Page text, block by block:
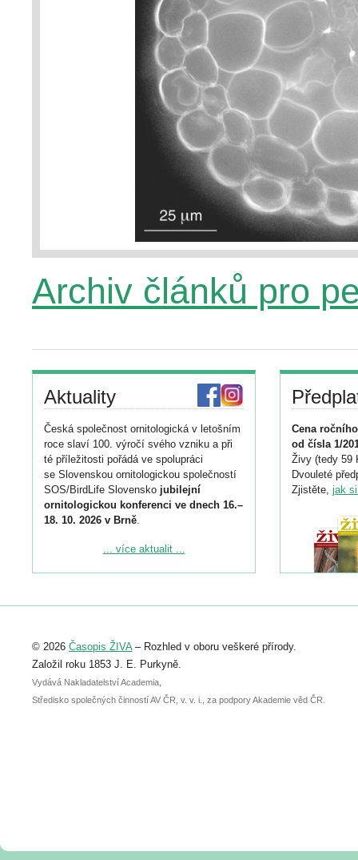
Archiv článků pro
Aktuality
Česká společnost ornitologická v letošním
roce slaví 100. výročí svého vzniku a při
té příležitosti pořádá ve spolupráci
se Slovenskou ornitologickou společností
SOS/BirdLife Slovensko jubilejní
ornitologickou konferenci ve dnech 16.–
18. 10. 2026 v Brně.
Podrobnější informace ke konferenci
Registrovat se můžete do 6. září.
abstraktu přihlášené přednášky nebo
posteru je už 30. června.
... více aktualit ...
Cena
od čísla 1/
Živy (tedy 59
Dvouleté
Zjistěte, jak
© 2026 Časopis ŽIVA– Rozhled v oboru veškeré přírody.
Založil roku 1853 J. E. Purkyně.
Vydává Nakladatelství Academia,
Středisko společných činností AV ČR, v. v. i., za podpory Akademie věd ČR.